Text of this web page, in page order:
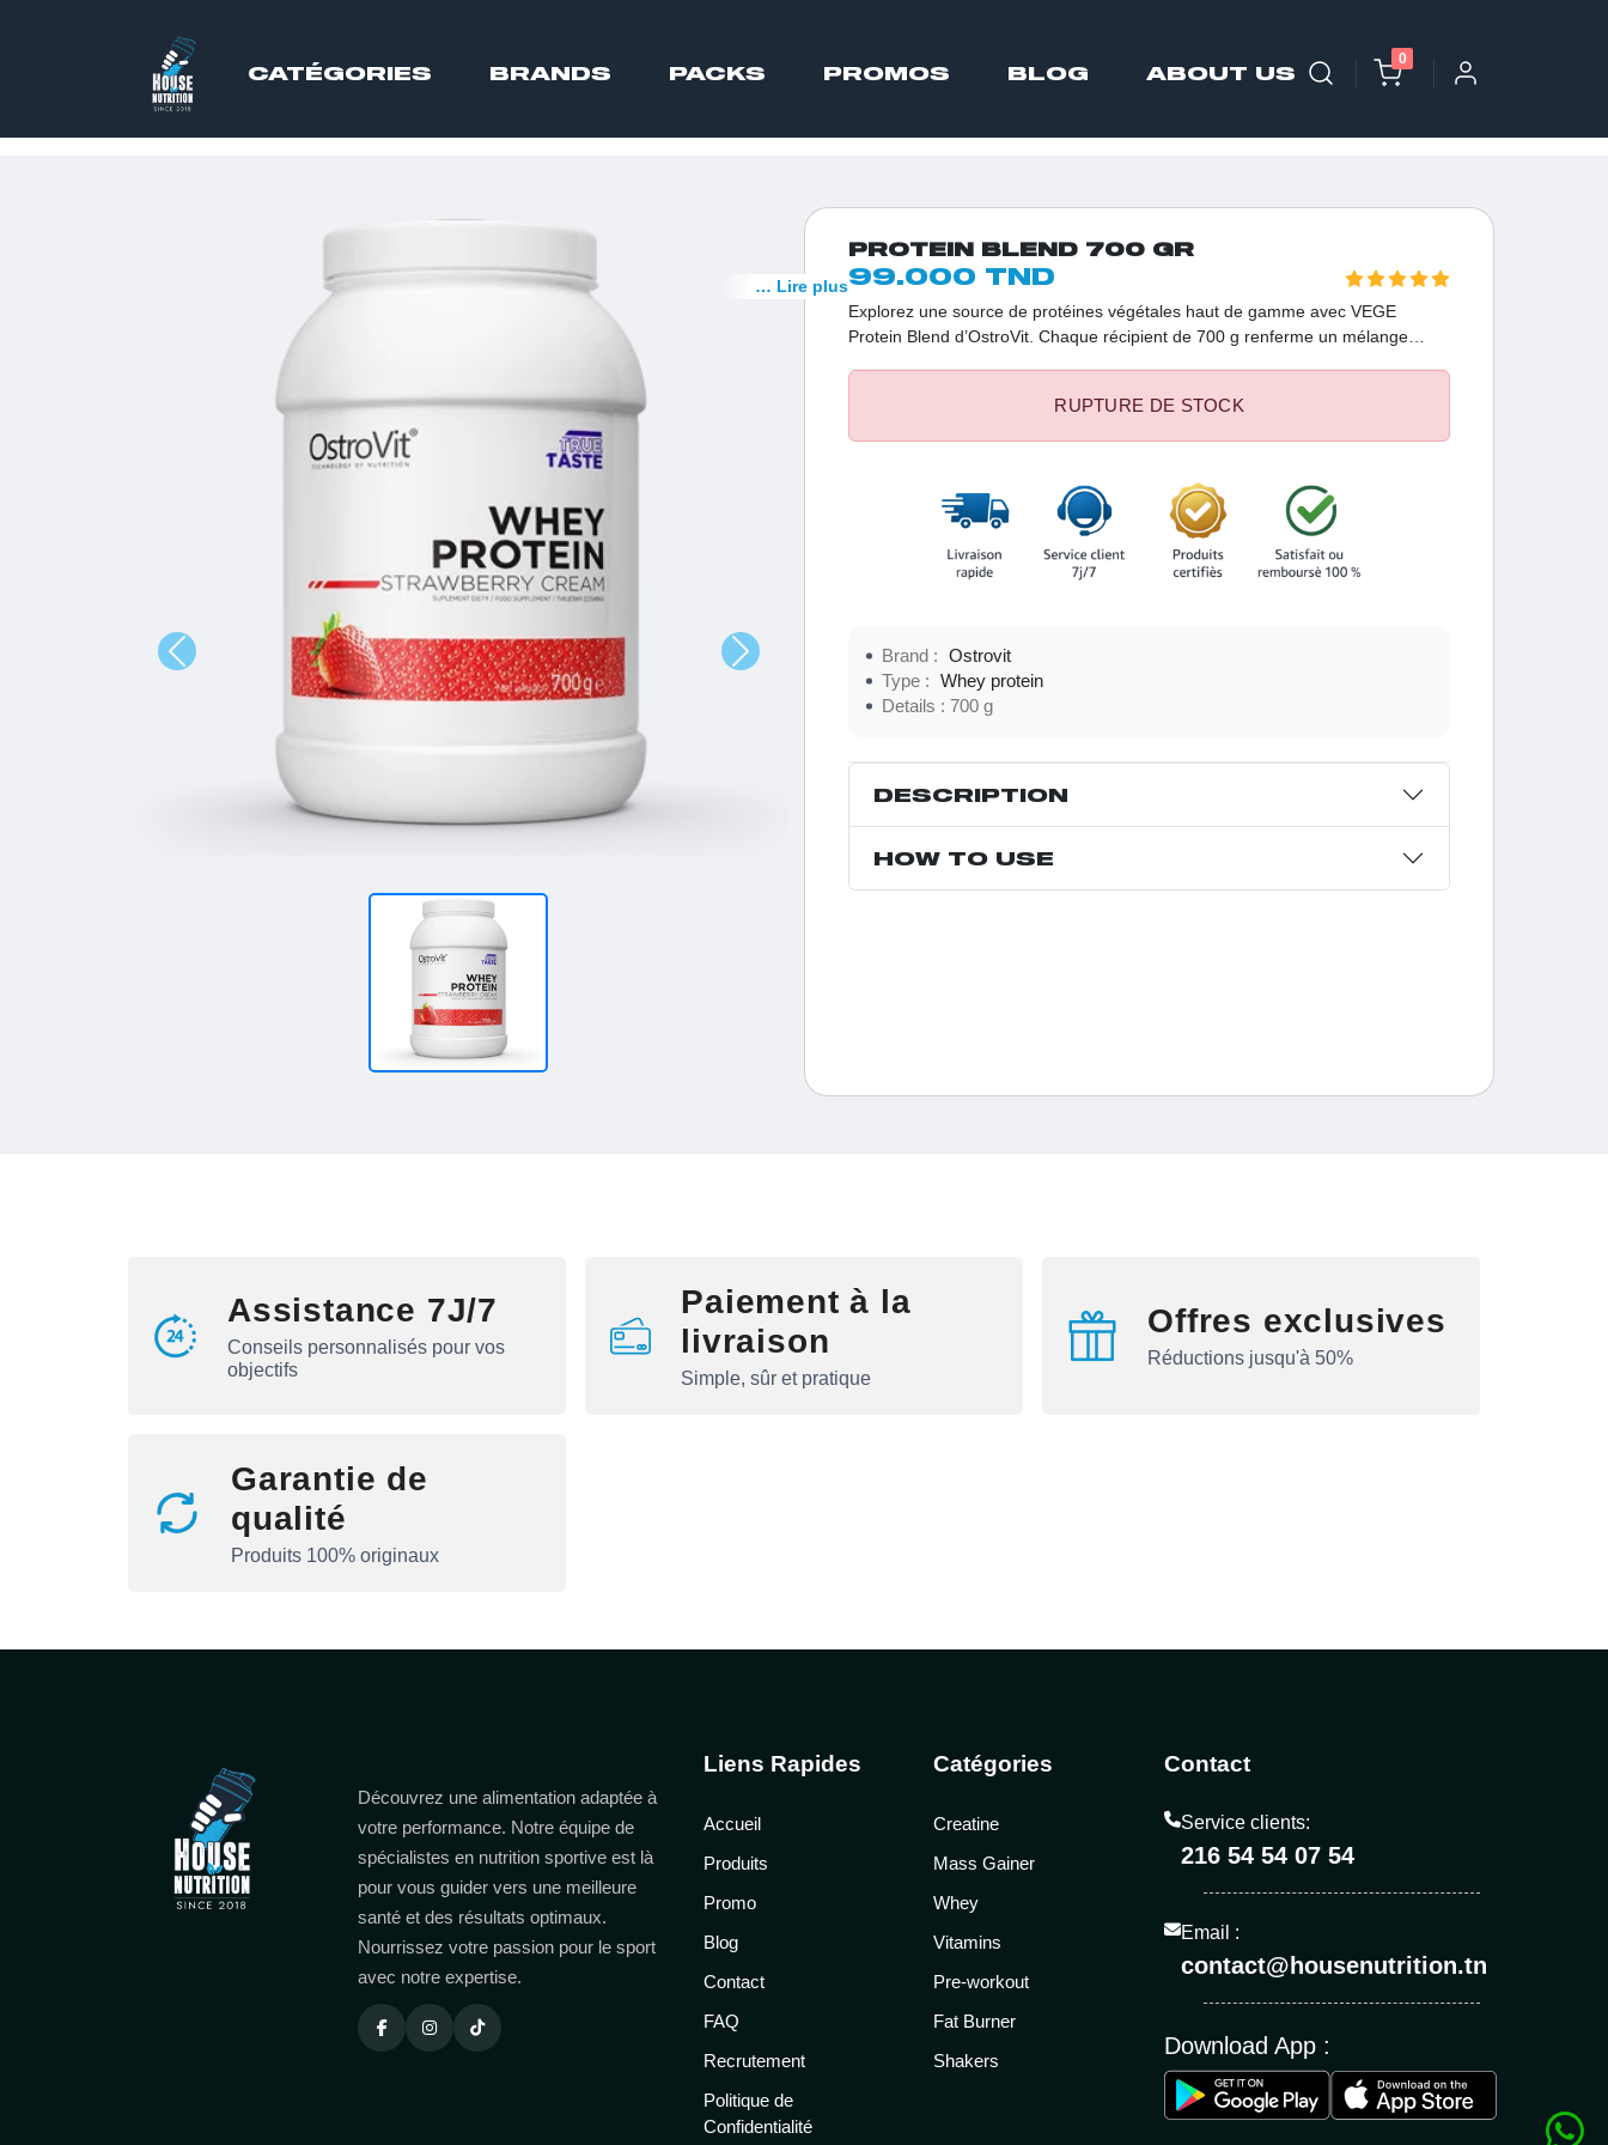
CATÉGORIES BRANDS PACKS PROMOS BLOG ABOUT US
0
PROTEIN BLEND 700 GR
99.000 TND
Explorez une source de protéines végétales haut de gamme avec VEGE
Protein Blend d’OstroVit. Chaque récipient de 700 g renferme un mélange
… Lire plus
RUPTURE DE STOCK
Brand :
Ostrovit
Type :
Whey protein
Details :
700 g
DESCRIPTION
HOW TO USE
Assistance 7J/7
Conseils personnalisés pour vos
objectifs
Paiement à la
livraison
Simple, sûr et pratique
Offres exclusives
Réductions jusqu'à 50%
Garantie de
qualité
Produits 100% originaux
Découvrez une alimentation adaptée à
votre performance. Notre équipe de
spécialistes en nutrition sportive est là
pour vous guider vers une meilleure
santé et des résultats optimaux.
Nourrissez votre passion pour le sport
avec notre expertise.
Liens Rapides
Accueil
Produits
Promo
Blog
Contact
FAQ
Recrutement
Politique de
Confidentialité
Catégories
Creatine
Mass Gainer
Whey
Vitamins
Pre-workout
Fat Burner
Shakers
Contact
Service clients:
216 54 54 07 54
Email :
contact@housenutrition.tn
Download App :